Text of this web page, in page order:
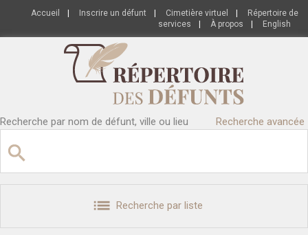
Accueil Inscrire un défunt Cimetière virtuel
Répertoire de
services
À propos English
Recherche par nom de défunt, ville ou lieu Recherche avancée
Recherche par liste